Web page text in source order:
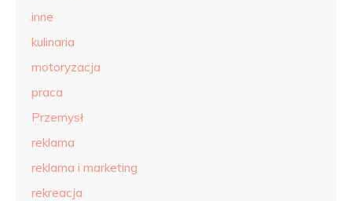
inne
kulinaria
motoryzacja
praca
Przemysł
reklama
reklama i marketing
rekreacja